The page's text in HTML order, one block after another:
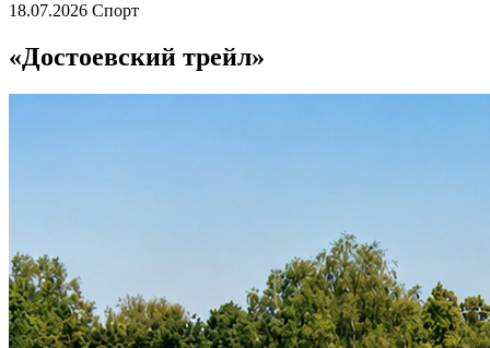
18.07.2026 Спорт
«Достоевский трейл»